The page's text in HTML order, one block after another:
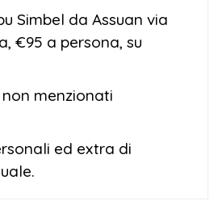
Simbel da Assuan via
€95 a persona, su
menzionati
ed extra di